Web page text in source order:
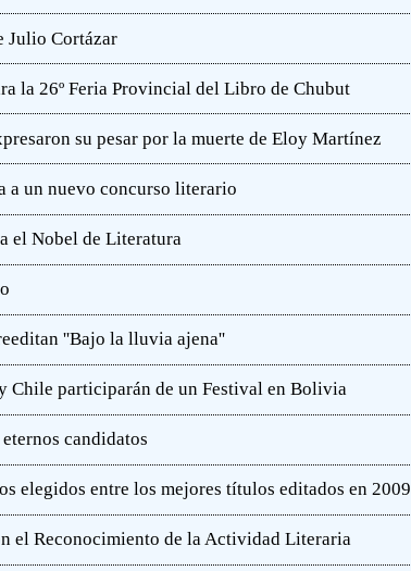
Julio Cortázar
la 26º Feria Provincial del Libro de Chubut
su pesar por la muerte de Eloy Martínez
a un nuevo concurso literario
el Nobel de Literatura
''Bajo la lluvia ajena''
Chile participarán de un Festival en Bolivia
candidatos
elegidos entre los mejores títulos editados en 2009
el Reconocimiento de la Actividad Literaria